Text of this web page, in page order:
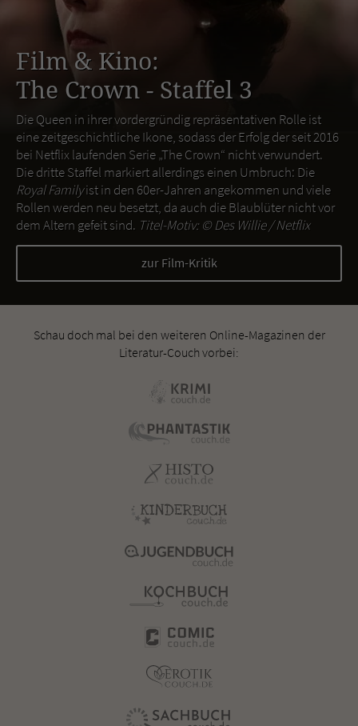
Film & Kino:
The Crown - Staffel 3
Die Queen in ihrer vordergründig repräsentativen Rolle ist
eine zeitgeschichtliche Ikone, sodass der Erfolg der seit 2016
bei Netflix laufenden Serie „The Crown“ nicht verwundert.
Die dritte Staffel markiert allerdings einen Umbruch: Die
Royal Familyist in den 60er-Jahren angekommen und viele
Rollen werden neu besetzt, da auch die Blaublüter nicht vor
dem Altern gefeit sind. Titel-Motiv: ©Des Willie / Netflix
zur Film-Kritik
Schau doch mal bei den weiteren Online-Magazinen der
Literatur-Couch vorbei: